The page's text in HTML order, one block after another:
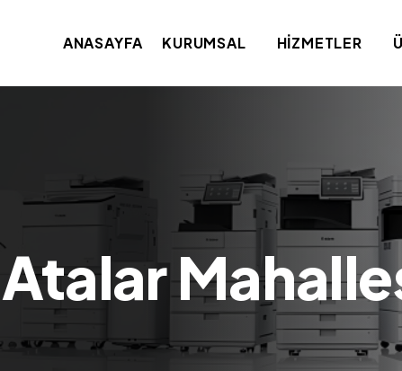
ANASAYFA KURUMSAL HIZMETLER